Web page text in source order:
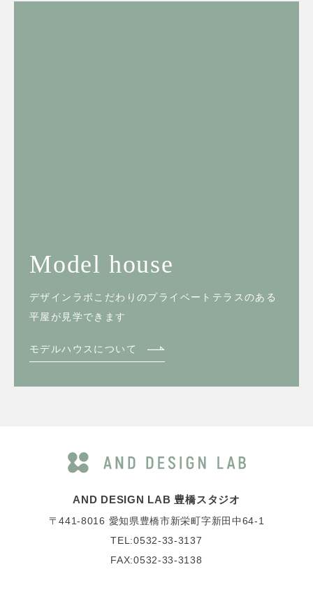
Model house
デザインラボこだわりのプライベートテラスのある
平屋が見学できます
モデルハウスについて
AND DESIGN LAB 豊橋スタジオ
〒441-8016 愛知県豊橋市新栄町字新田中64-1
TEL:0532-33-3137
FAX:0532-33-3138